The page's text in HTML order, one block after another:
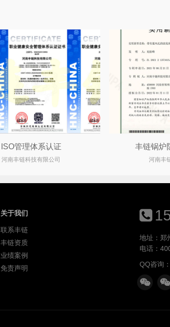
ISO管理体系认证
河南丰链科技有限公司
丰链锅炉
河南丰
关于我们
联系丰链
丰链资质
业绩案例
免责声明
地址：郑
电话：
QQ咨询：